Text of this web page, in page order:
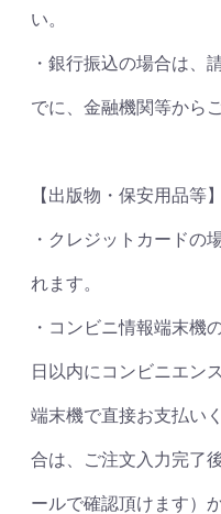
い。
・銀行振込の場合は、
でに、金融機関等から
【出版物・保安用品等】
・クレジットカードの
れます。
・コンビニ情報端末機
日以内にコンビニエン
端末機で直接お支払い
合は、ご注文入力完了
ールで確認頂けます）